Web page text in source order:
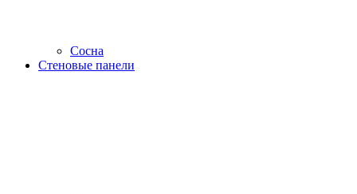
Сосна
Стеновые панели